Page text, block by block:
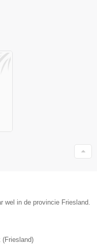
wel in de provincie Friesland.
(Friesland)